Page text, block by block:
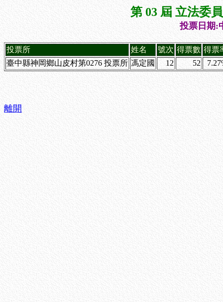
第 03 屆 立法委
投票日期:
投票所 姓名 號次 得票數 得票
臺中縣神岡鄉山皮村第0276 投票所 馮定國 12 52
離開